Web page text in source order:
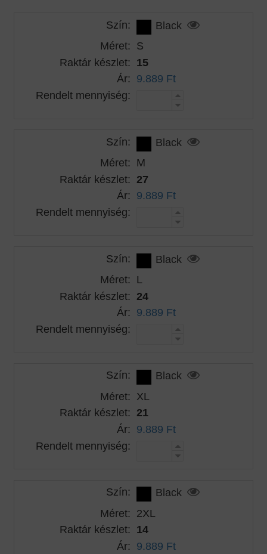
Szín:
Black
Méret: S
Raktár készlet: 15
Ár: 9.889 Ft
Rendelt mennyiség:
Szín:
Black
Méret: M
Raktár készlet: 27
Ár: 9.889 Ft
Rendelt mennyiség:
Szín:
Black
Méret: L
Raktár készlet: 24
Ár: 9.889 Ft
Rendelt mennyiség:
Szín:
Black
Méret: XL
Raktár készlet: 21
Ár: 9.889 Ft
Rendelt mennyiség:
Szín:
Black
Méret: 2XL
Raktár készlet: 14
Ár: 9.889 Ft